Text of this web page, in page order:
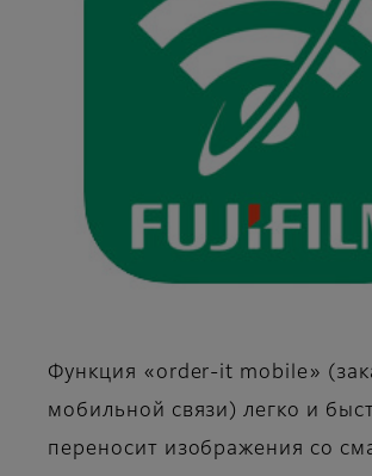
Функция «order-it mobile»
мобильной связи) легко и
переносит изображения со